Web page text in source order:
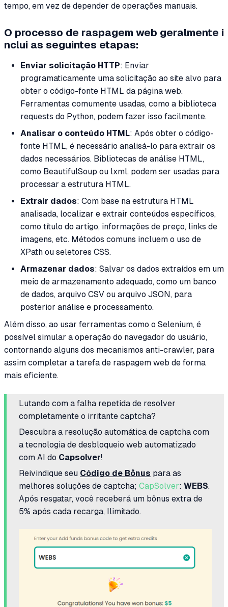
tempo, em vez de depender de operações manuais.
O processo de raspagem web geralmente i
nclui as seguintes etapas:
Enviar solicitação HTTP: Enviar
programaticamente uma solicitação ao site alvo para
obter o código-fonte HTML da página web.
Ferramentas comumente usadas, como a biblioteca
requests do Python, podem fazer isso facilmente.
Analisar o conteúdo HTML: Após obter o código-
fonte HTML, é necessário analisá-lo para extrair os
dados necessários. Bibliotecas de análise HTML,
como BeautifulSoup ou lxml, podem ser usadas para
processar a estrutura HTML.
Extrair dados: Com base na estrutura HTML
analisada, localizar e extrair conteúdos específicos,
como título do artigo, informações de preço, links de
imagens, etc. Métodos comuns incluem o uso de
XPath ou seletores CSS.
Armazenar dados: Salvar os dados extraídos em um
meio de armazenamento adequado, como um banco
de dados, arquivo CSV ou arquivo JSON, para
posterior análise e processamento.
Além disso, ao usar ferramentas como o Selenium, é
possível simular a operação do navegador do usuário,
contornando alguns dos mecanismos anti-crawler, para
assim completar a tarefa de raspagem web de forma
mais eficiente.
Lutando com a falha repetida de resolver
completamente o irritante captcha?
Descubra a resolução automática de captcha com
a tecnologia de desbloqueio web automatizado
com AI do Capsolver!
Reivindique seu Código de Bônus para as
melhores soluções de captcha; CapSolver: WEBS.
Após resgatar, você receberá um bônus extra de
5% após cada recarga, Ilimitado.